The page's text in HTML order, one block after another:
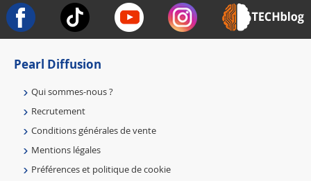
Pearl Diffusion
Qui sommes-nous ?
Recrutement
Conditions générales de vente
Mentions légales
Préférences et politique de cookie